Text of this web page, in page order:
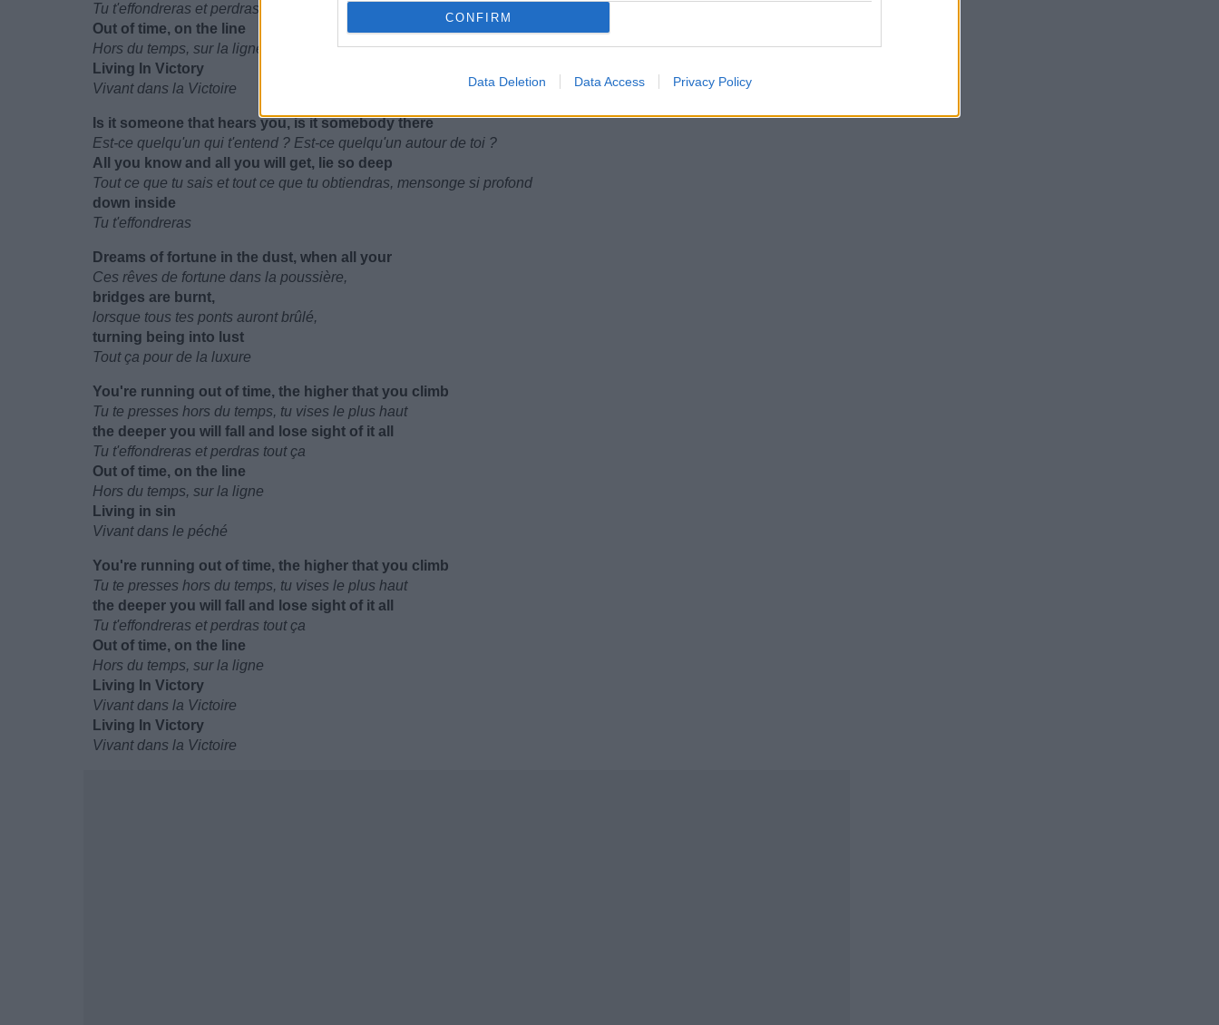
CONFIRM
Data Deletion Data Access Privacy Policy
Tu t'effondreras et perdras tout ça
Out of time, on the line
Hors du temps, sur la ligne
Living In Victory
Vivant dans la Victoire
Is it someone that hears you, is it somebody there
Est-ce quelqu'un qui t'entend ? Est-ce quelqu'un autour de toi ?
All you know and all you will get, lie so deep
Tout ce que tu sais et tout ce que tu obtiendras, mensonge si profond
down inside
Tu t'effondreras
Dreams of fortune in the dust, when all your
Ces rêves de fortune dans la poussière,
bridges are burnt,
lorsque tous tes ponts auront brûlé,
turning being into lust
Tout ça pour de la luxure
You're running out of time, the higher that you climb
Tu te presses hors du temps, tu vises le plus haut
the deeper you will fall and lose sight of it all
Tu t'effondreras et perdras tout ça
Out of time, on the line
Hors du temps, sur la ligne
Living in sin
Vivant dans le péché
You're running out of time, the higher that you climb
Tu te presses hors du temps, tu vises le plus haut
the deeper you will fall and lose sight of it all
Tu t'effondreras et perdras tout ça
Out of time, on the line
Hors du temps, sur la ligne
Living In Victory
Vivant dans la Victoire
Living In Victory
Vivant dans la Victoire